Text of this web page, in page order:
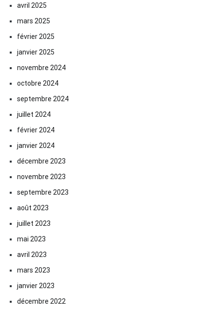
avril 2025
mars 2025
février 2025
janvier 2025
novembre 2024
octobre 2024
septembre 2024
juillet 2024
février 2024
janvier 2024
décembre 2023
novembre 2023
septembre 2023
août 2023
juillet 2023
mai 2023
avril 2023
mars 2023
janvier 2023
décembre 2022